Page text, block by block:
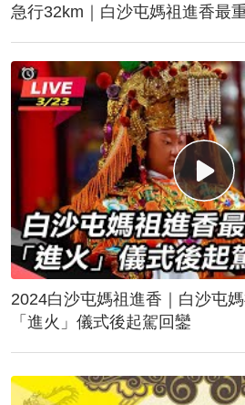
急行32km｜白沙屯媽祖進香最
2024白沙屯媽祖進香｜白沙屯
「進火」儀式後起駕回鑾